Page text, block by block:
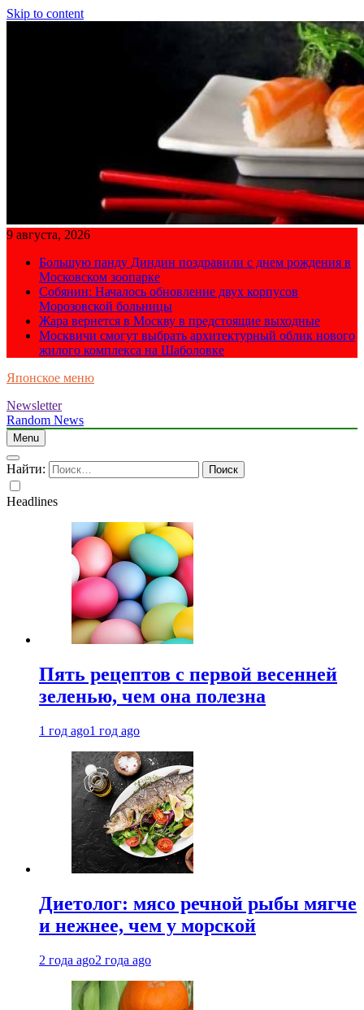
Skip to content
9 августа, 2026
Большую панду Диндин поздравили с днем рождения в
Московском зоопарке
Собянин: Началось обновление двух корпусов
Морозовской больницы
Жара вернется в Москву в предстоящие выходные
Москвичи смогут выбрать архитектурный облик нового
жилого комплекса на Шаболовке
Японское меню
Newsletter
Random News
Menu
Найти:
Headlines
Пять рецептов с первой весенней
зеленью, чем она полезна
1 год ago1 год ago
Диетолог: мясо речной рыбы мягче
и нежнее, чем у морской
2 года ago2 года ago